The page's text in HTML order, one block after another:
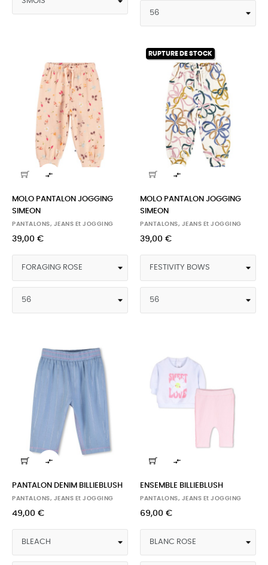

MOLO PANTALON JOGGING
SIMEON
PANTALONS, JEANS Et JOGGING
39,00 €
RUPTURE DE STOCK

MOLO PANTALON JOGGING
SIMEON
PANTALONS, JEANS Et JOGGING
39,00 €

PANTALON DENIM BILLIEBLUSH
PANTALONS, JEANS Et JOGGING
49,00 €

ENSEMBLE BILLIEBLUSH
PANTALONS, JEANS Et JOGGING
69,00 €